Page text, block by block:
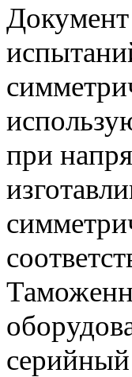
при